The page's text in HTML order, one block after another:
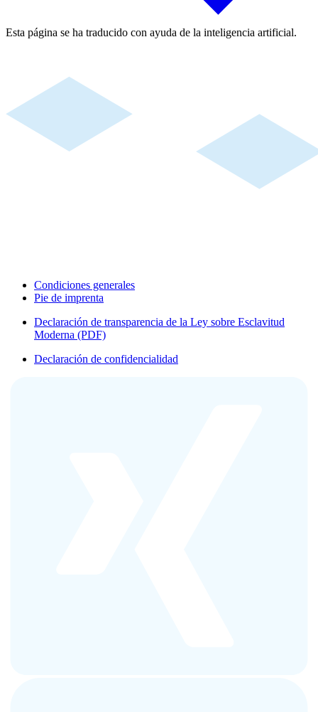
Esta página se ha traducido con ayuda de la inteligencia artificial.
Condiciones generales
Pie de imprenta
Declaración de transparencia de la Ley sobre Esclavitud
Moderna (PDF)
Declaración de confidencialidad